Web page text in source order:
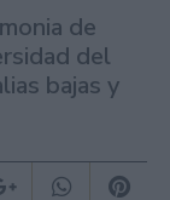
de
del
bajas y